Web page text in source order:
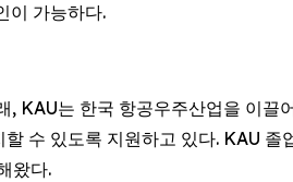
이 가능하다.
KAU는 한국 항공우주산업을 이끌
수 있도록 지원하고 있다. KAU 졸
왔다.